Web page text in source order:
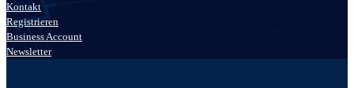
Kontakt
Registrieren
Business Account
Newsletter